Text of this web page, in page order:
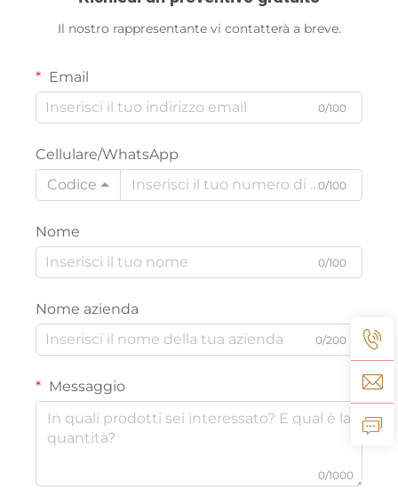
Il nostro rappresentante vi contatterà a breve.
Email
0/100
Cellulare/WhatsApp
Codice
0/100
Nome
0/100
Nome azienda
0/200
Messaggio
0/1000